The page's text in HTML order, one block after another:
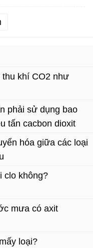
thu khí CO2 như
phải sử dụng bao
tấn cacbon dioxit
hóa giữa các loại
clo không?
mưa có axit
loại?